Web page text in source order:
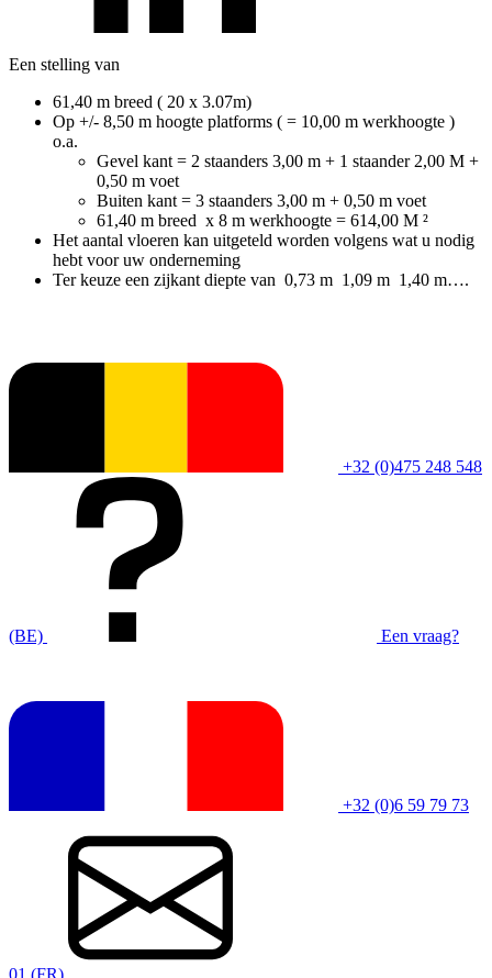
Een stelling van
61,40 m breed ( 20 x 3.07m)
Op +/- 8,50 m hoogte platforms ( = 10,00 m werkhoogte )
o.a.
Gevel kant = 2 staanders 3,00 m + 1 staander 2,00 M +
0,50 m voet
Buiten kant = 3 staanders 3,00 m + 0,50 m voet
61,40 m breed x 8 m werkhoogte = 614,00 M ²
Het aantal vloeren kan uitgeteld worden volgens wat u nodig
hebt voor uw onderneming
Ter keuze een zijkant diepte van 0,73 m 1,09 m 1,40 m….
+32 (0)475 248 548
(BE) Een vraag?
+32 (0)6 59 79 73
01 (FR)